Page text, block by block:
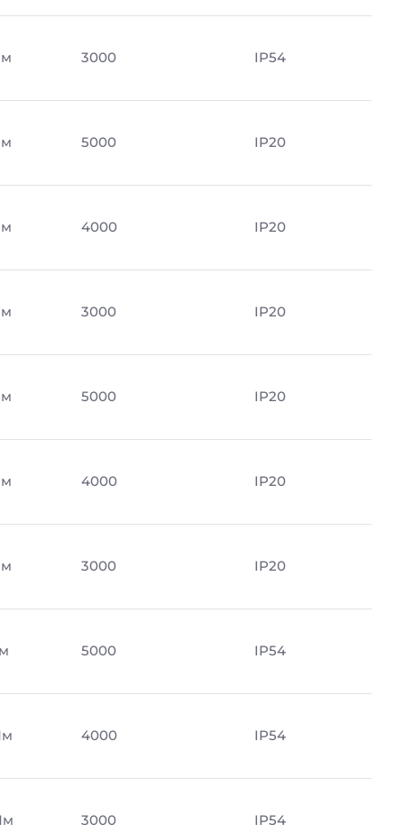
3000 IP54
5000 IP20
4000 IP20
3000 IP20
5000 IP20
4000 IP20
3000 IP20
5000 IP54
4000 IP54
3000 IP54